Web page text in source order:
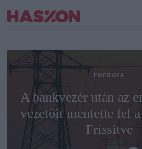
ENERGIA
A bankvezér után az
vezetőit mentette fel
Frissítve